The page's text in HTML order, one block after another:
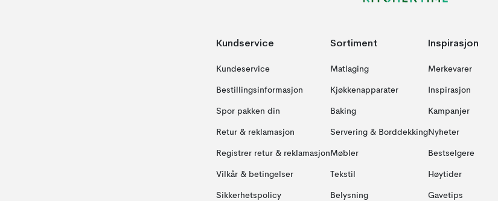
Kundservice
Kundeservice
Bestillingsinformasjon
Spor pakken din
Retur & reklamasjon
Registrer retur & reklamasjon
Vilkår & betingelser
Sikkerhetspolicy
Sortiment
Matlaging
Kjøkkenapparater
Baking
Servering & Borddekking
Møbler
Tekstil
Belysning
Inspirasjon
Merkevarer
Inspirasjon
Kampanjer
Nyheter
Bestselgere
Høytider
Gavetips